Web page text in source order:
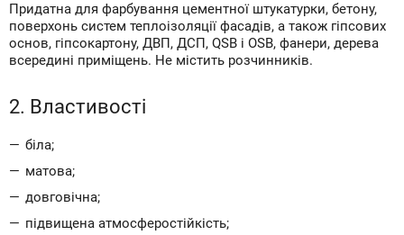
Придатна для фарбування цементної штукатурки, бетону,
поверхонь систем теплоізоляції фасадів, а також гіпсових
основ, гіпсокартону, ДВП, ДСП, QSB і OSB, фанери, дерева
всередині приміщень. Не містить розчинників.
2. Властивості
біла;
матова;
довговічна;
підвищена атмосферостійкість;